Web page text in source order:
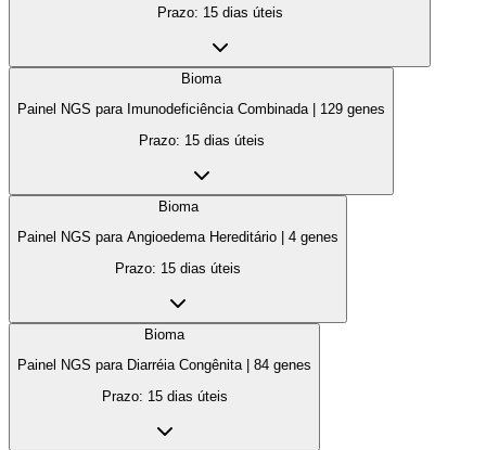
Prazo: 15 dias úteis
Bioma
Painel NGS para Imunodeficiência Combinada| 129 genes
Prazo: 15 dias úteis
Bioma
Painel NGS para Angioedema Hereditário
4 genes
Prazo: 15 dias úteis
Bioma
Painel NGS para Diarréia Congênita| 84 genes
Prazo: 15 dias úteis